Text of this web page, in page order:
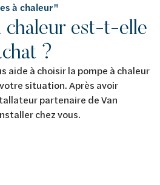
à chaleur "
chaleur est-t-elle
?
aide à choisir la pompe à chaleur
situation. Après avoir
partenaire de Van
chez vous.